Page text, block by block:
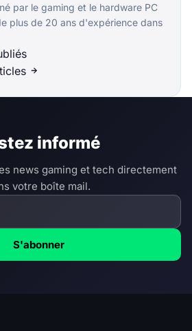
par le gaming et le hardware PC
plus de 20 ans d'expérience dans
informé
news gaming et tech directement
votre boîte mail.
S'abonner